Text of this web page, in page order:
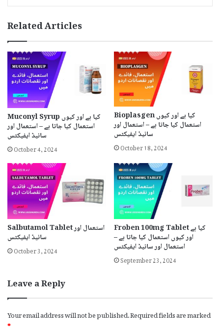
Related Articles
Muconyl Syrup کیا ہے اور کیوں
استعمال کیا جاتا ہے – استعمال اور
سائیڈ ایفیکٹس
October 4, 2024
Bioplasgen کیا ہے اور کیوں
استعمال کیا جاتا ہے – استعمال اور
سائیڈ ایفیکٹس
October 18, 2024
Salbutamol Tablet استعمال اور
سائیڈ ایفیکٹس
October 3, 2024
Froben 100mg Tablet کیا ہے
اور کیوں استعمال کیا جاتا ہے –
استعمال اور سائیڈ ایفیکٹس
September 23, 2024
Leave a Reply
Your email address will not be published.Required fields are marked
*